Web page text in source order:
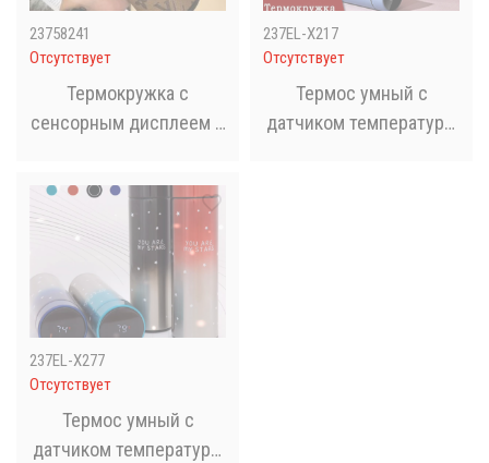
23758241
Отсутствует
Термокружка с
сенсорным дисплеем с
мл
237EL-X217
Отсутствует
Термос умный с
датчиком температуры
237EL-X277
Отсутствует
Термос умный с
датчиком температуры